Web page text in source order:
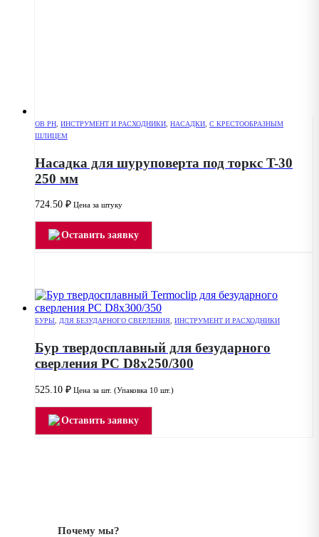
OB PH ИНСТРУМЕНТ И РАСХОДНИКИ НАСАДКИ С КРЕСТООБРАЗНЫМ
ШЛИЦЕМ
Насадка для шуруповерта под торкс T-30
250 мм
724.50 ₽ Цена за штуку
Оставить заявку
БУРЫ, ДЛЯ БЕЗУДАРНОГО СВЕРЛЕНИЯ, ИНСТРУМЕНТ И РАСХОДНИКИ
Бур твердосплавный для безударного
сверления PC D8x250/300
525.10 ₽ Цена за шт. (Упаковка 10 шт.)
Оставить заявку
Почему мы?